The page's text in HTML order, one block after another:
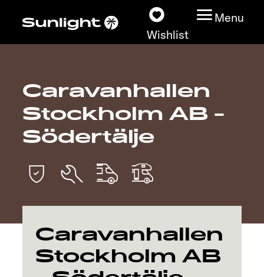
Wishlist
Menu
Models
Configurator
Vehicle Guide
Explore
Service
Caravanhallen
Stockholm AB -
Södertälje
Caravanhallen
Stockholm AB